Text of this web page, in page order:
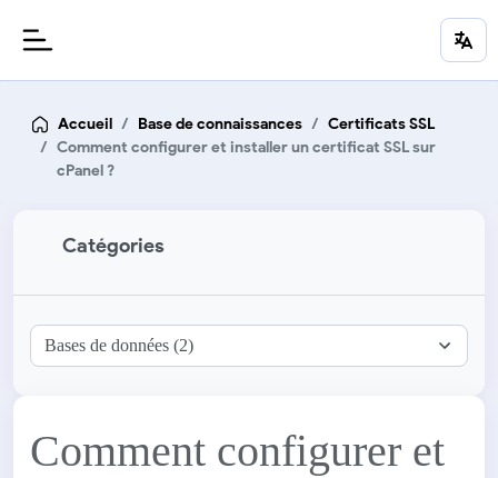
Accueil Base de connaissances
Certificats SSL
Comment configurer et installer un certificat SSL sur
cPanel ?
Catégories
Comment configurer et